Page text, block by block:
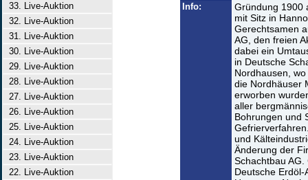
33. Live-Auktion
32. Live-Auktion
31. Live-Auktion
30. Live-Auktion
29. Live-Auktion
28. Live-Auktion
27. Live-Auktion
26. Live-Auktion
25. Live-Auktion
24. Live-Auktion
23. Live-Auktion
22. Live-Auktion
Info:
Gründung 1900
mit Sitz in
Gerechtsamen
AG, den freien
dabei ein
in Deutsche
Nordhausen,
die Nordhäuser
erworben
aller
Bohrungen und
und
Änderung der
Schachtbau
Deutsche Erdöl-